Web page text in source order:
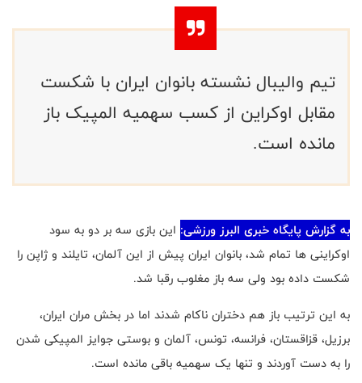
تیم والیبال نشسته بانوان ایران با شکست
مقابل اوکراین از کسب سهمیه المپیک باز
مانده است.
به گزارش پایگاه خبری البرز ورزشی: این بازی سه بر دو به سود
اوکراینی ها تمام شد، بانوان ایران ‌پیش از این آلمان، تایلند و ژاپن را
شکست داده بود ولی سه باز مغلوب رقبا شد.
به این ترتیب باز هم دختران ناکام ‌شدند اما در بخش مران ایران،
برزیل، قزاقستان، فرانسه، تونس، آلمان و بوستی جوایز المپیکی شدن
را به دست آوردند و تنها یک سهمیه باقی مانده است.